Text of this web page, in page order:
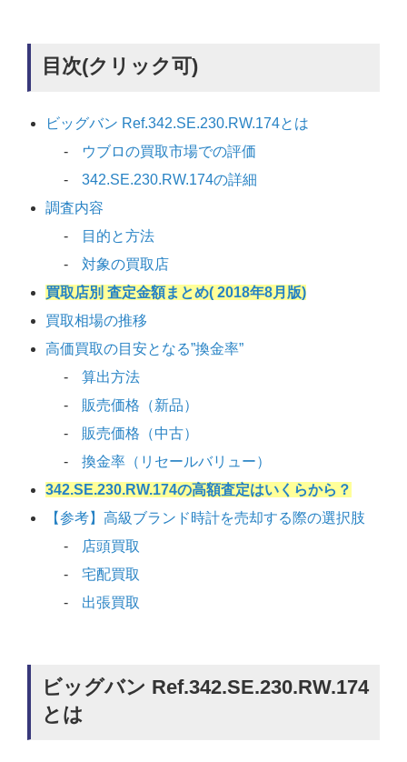
目次(クリック可)
ビッグバン Ref.342.SE.230.RW.174とは
ウブロの買取市場での評価
342.SE.230.RW.174の詳細
調査内容
目的と方法
対象の買取店
買取店別 査定金額まとめ( 2018年8月版)
買取相場の推移
高価買取の目安となる”換金率”
算出方法
販売価格（新品）
販売価格（中古）
換金率（リセールバリュー）
342.SE.230.RW.174の高額査定はいくらから？
【参考】高級ブランド時計を売却する際の選択肢
店頭買取
宅配買取
出張買取
ビッグバン Ref.342.SE.230.RW.174
とは